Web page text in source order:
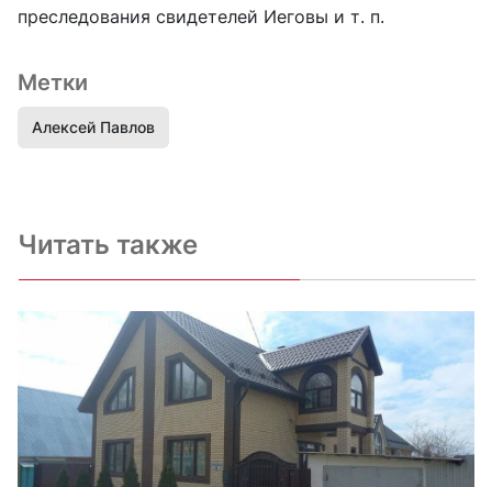
преследования свидетелей Иеговы и т. п.
Метки
Алексей Павлов
Читать также